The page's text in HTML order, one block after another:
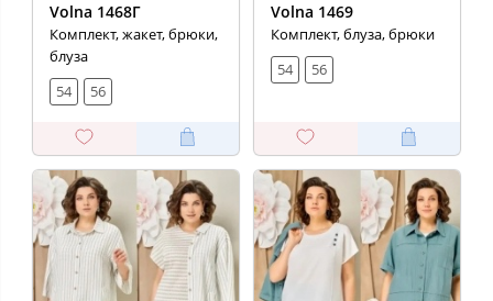
Volna 1468Г
Комплект, жакет, брюки,
блуза
54
56
Volna 1469
Комплект, блуза, брюки
54
56